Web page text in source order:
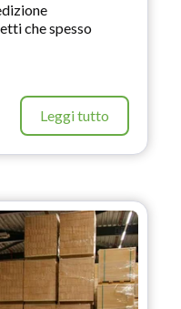
che spesso
Leggi tutto